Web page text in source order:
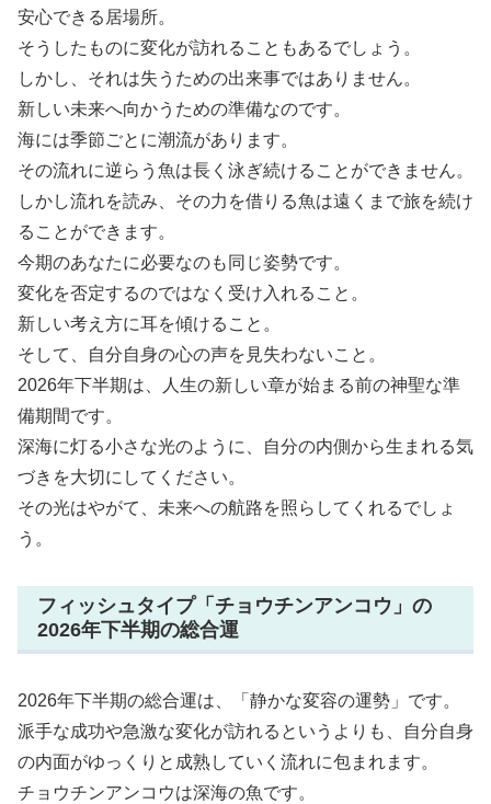
安心できる居場所。
そうしたものに変化が訪れることもあるでしょう。
しかし、それは失うための出来事ではありません。
新しい未来へ向かうための準備なのです。
海には季節ごとに潮流があります。
その流れに逆らう魚は長く泳ぎ続けることができません。
しかし流れを読み、その力を借りる魚は遠くまで旅を続け
ることができます。
今期のあなたに必要なのも同じ姿勢です。
変化を否定するのではなく受け入れること。
新しい考え方に耳を傾けること。
そして、自分自身の心の声を見失わないこと。
2026年下半期は、人生の新しい章が始まる前の神聖な準
備期間です。
深海に灯る小さな光のように、自分の内側から生まれる気
づきを大切にしてください。
その光はやがて、未来への航路を照らしてくれるでしょ
う。
フィッシュタイプ「チョウチンアンコウ」の
2026年下半期の総合運
2026年下半期の総合運は、「静かな変容の運勢」です。
派手な成功や急激な変化が訪れるというよりも、自分自身
の内面がゆっくりと成熟していく流れに包まれます。
チョウチンアンコウは深海の魚です。